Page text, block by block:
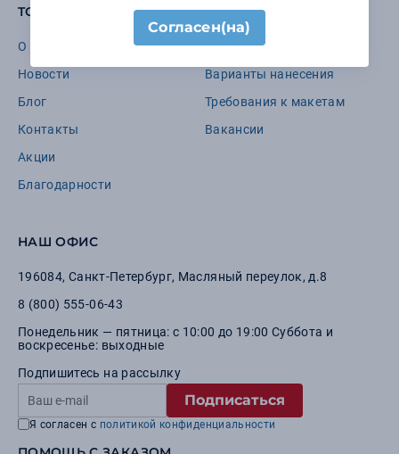
TOOMANYGIFTS
О компании
Новости
Блог
Контакты
Акции
Благодарности
Бренды
Варианты нанесения
Требования к макетам
Вакансии
НАШ ОФИС
196084, Санкт-Петербург, Масляный переулок, д.8
8 (800) 555-06-43
Понедельник — пятница: с 10:00 до 19:00 Суббота и
воскресенье: выходные
Подпишитесь на рассылку
Подписаться
Я согласен с политикой конфиденциальности
Согласен(на)